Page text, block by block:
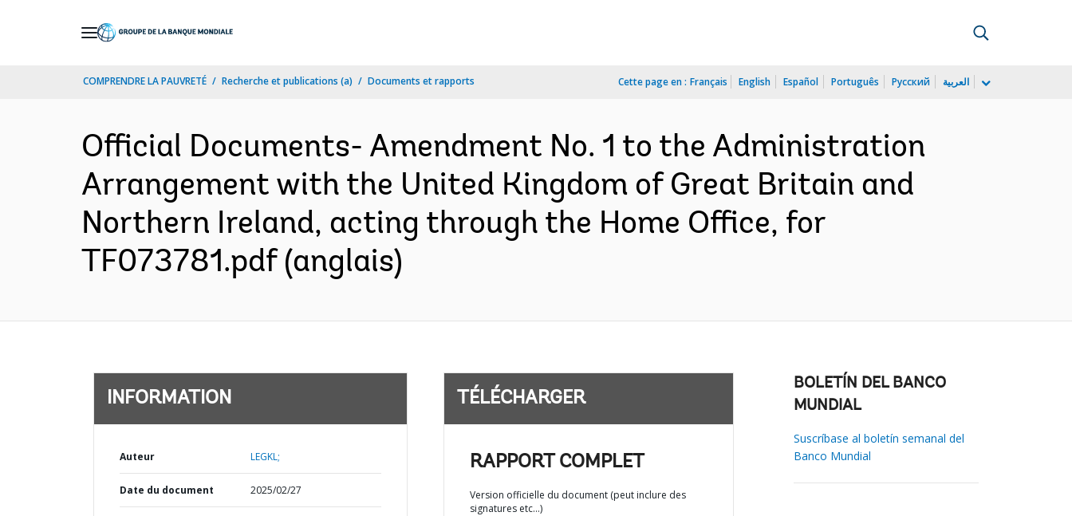
COMPRENDRE LA PAUVRETÉ Recherche et publications (a) Documents et rapports Cette page en : Français English Español Português Русский العربية
Official Documents- Amendment No. 1 to the Administration
Arrangement with the United Kingdom of Great Britain and
Northern Ireland, acting through the Home Office, for
TF073781.pdf (anglais)
INFORMATION
Auteur LEGKL;
Date du document 2025/02/27
TÉLÉCHARGER
RAPPORT COMPLET
Version officielle du document (peut inclure des
signatures etc…)
BOLETÍN DEL BANCO
MUNDIAL
Suscríbase al boletín semanal del
Banco Mundial